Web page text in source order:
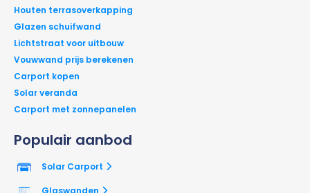
Populair aanbod
Solar Carport
Glaswanden
Houten terrasoverkapping
Glazen schuifwand
Lichtstraat voor uitbouw
Vouwwand prijs berekenen
Carport kopen
Solar veranda
Carport met zonnepanelen